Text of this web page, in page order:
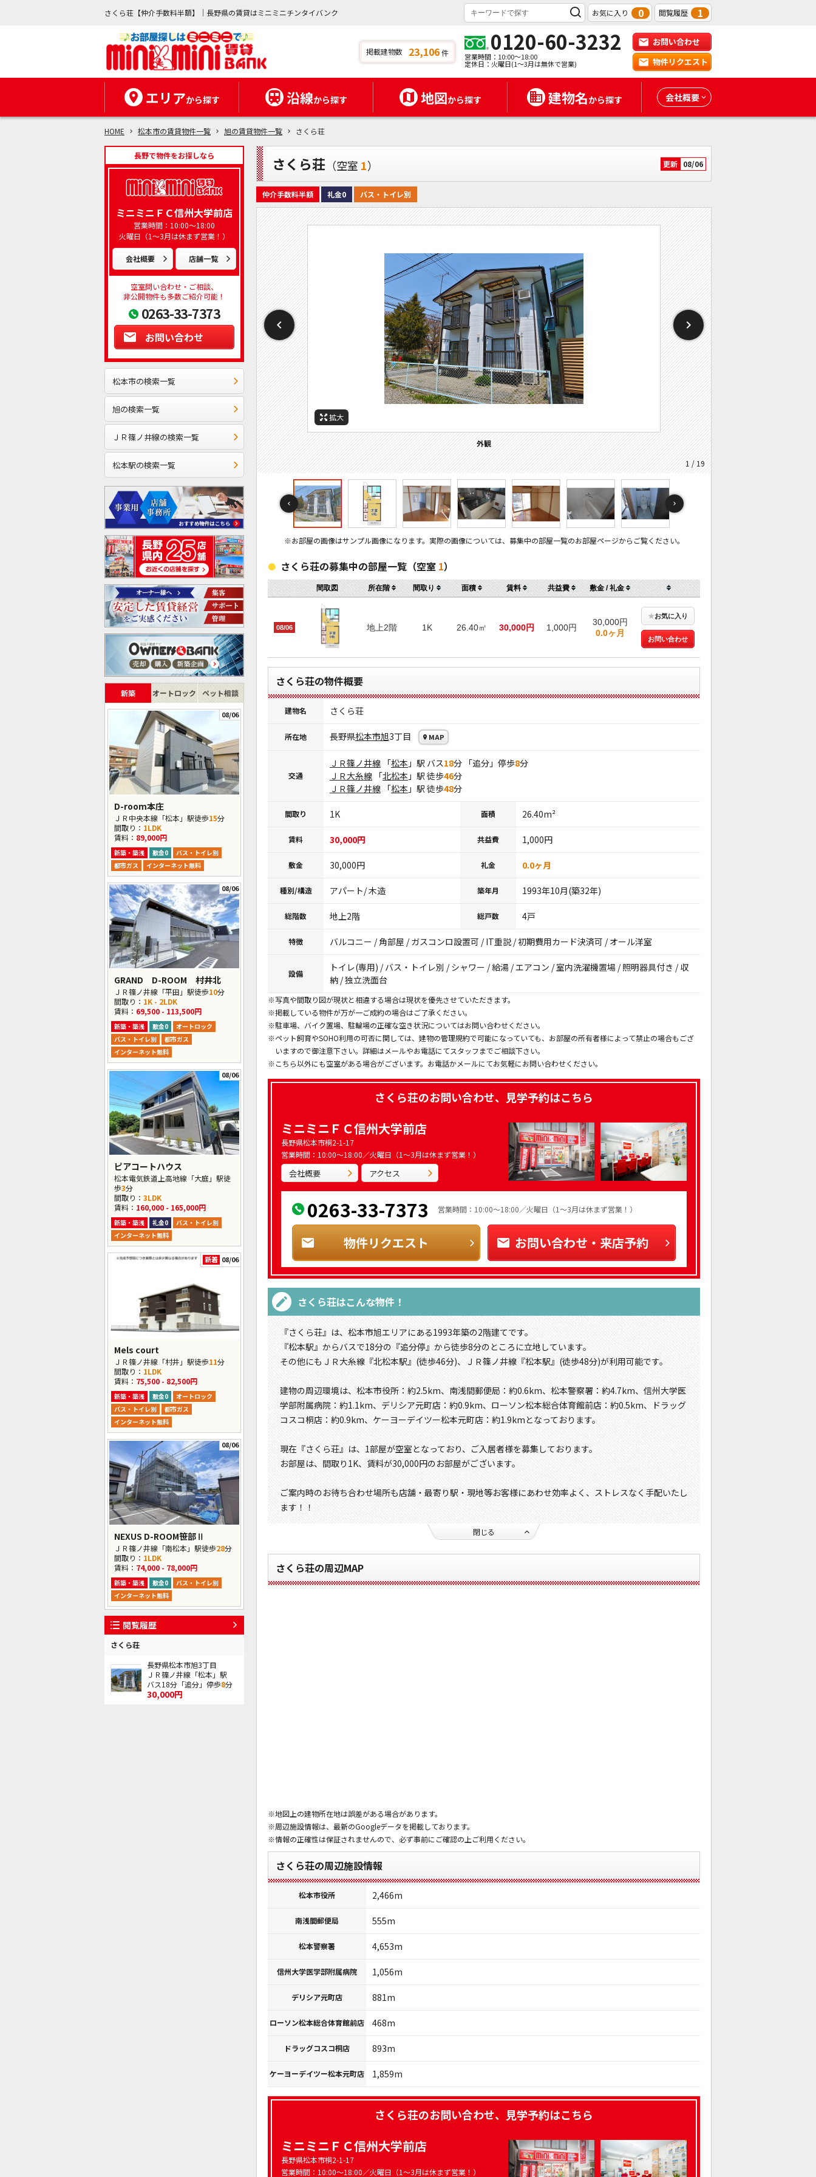
さくら荘【仲介手数料半額】｜長野県の賃貸はミニミニチンタイバンク お気に入り 0 閲覧履歴 1
掲載建物数 23,106件 0120-60-3232
営業時間：10:00～18:00
定休日：火曜日(1～3月は無休で営業)
お問い合わせ
物件リクエスト
エリアから探す 沿線から探す 地図から探す 建物名から探す 会社概要
HOME 松本市の賃貸物件一覧 旭の賃貸物件一覧 さくら荘
長野で物件をお探しなら
ミニミニＦＣ信州大学前店
営業時間：10:00～18:00
火曜日（1～3月は休まず営業！）
会社概要 店舗一覧
空室問い合わせ・ご相談、
非公開物件も多数ご紹介可能！
0263-33-7373
お問い合わせ
松本市の検索一覧
旭の検索一覧
ＪＲ篠ノ井線の検索一覧
松本駅の検索一覧
新築 オートロック ペット相談
08/06
D-room本庄
ＪＲ中央本線「松本」駅徒歩15分
間取り： 1LDK
賃料： 89,000円
新築・築浅 敷金0
バス・トイレ別
都市ガス
インターネット無料
08/06
GRAND D-ROOM 村井北
ＪＲ篠ノ井線「平田」駅徒歩10分
間取り： 1K - 2LDK
賃料： 69,500 - 113,500円
新築・築浅 敷金0
オートロック
バス・トイレ別
都市ガス
インターネット無料
08/06
ピアコートハウス
松本電気鉄道上高地線「大庭」駅徒
歩3分
間取り： 3LDK
賃料： 160,000 - 165,000円
新築・築浅 礼金0
バス・トイレ別
インターネット無料
新着 08/06
Mels court
ＪＲ篠ノ井線「村井」駅徒歩11分
間取り： 1LDK
賃料： 75,500 - 82,500円
新築・築浅 敷金0
オートロック
バス・トイレ別
都市ガス
インターネット無料
08/06
NEXUS D-ROOM笹部Ⅱ
ＪＲ篠ノ井線「南松本」駅徒歩28分
間取り： 1LDK
賃料： 74,000 - 78,000円
新築・築浅 敷金0
バス・トイレ別
インターネット無料
閲覧履歴
さくら荘
長野県松本市旭3丁目
ＪＲ篠ノ井線「松本」駅
バス18分「追分」停歩8分
30,000円
さくら荘 （空室 1） 更新 08/06
仲介手数料半額 礼金0 バス・トイレ別
拡大
外観
1 / 19
拡大
間取
間取り
拡大
居間
拡大
キッチン
拡大
寝室
拡大
風呂
拡大
トイレ
拡大
収納
拡大
洗面
拡大
バルコニー
拡大
設備
拡大
玄関
拡大
その他画像
拡大
周辺施設：コンビニ
拡大
周辺施設：スーパー
拡大
周辺施設：病院
拡大
周辺施設：警察署・交番
拡大
周辺施設：郵便局
拡大
周辺施設：役所
※お部屋の画像はサンプル画像になります。実際の画像については、募集中の部屋一覧のお部屋ページからご覧ください。
さくら荘の募集中の部屋一覧（空室 1）
間取図 所在階 間取り 面積 賃料 共益費 敷金 / 礼金
08/06 地上2階 1K 26.40㎡ 30,000円 1,000円
30,000円
0.0ヶ月
★お気に入り
お問い合わせ
さくら荘の物件概要
建物名 さくら荘
所在地 長野県松本市旭3丁目 MAP
交通
ＪＲ篠ノ井線 「松本 」駅 バス18分 「追分」停歩8分
ＪＲ大糸線 「北松本 」駅 徒歩46分
ＪＲ篠ノ井線 「松本 」駅 徒歩48分
間取り 1K 面積 26.40m²
賃料 30,000円 共益費 1,000円
敷金 30,000円 礼金 0.0ヶ月
種別/構造 アパート/ 木造 築年月 1993年10月(築32年)
総階数 地上2階 総戸数 4戸
特徴 バルコニー / 角部屋 / ガスコンロ設置可 / IT重説 / 初期費用カード決済可 / オール洋室
設備
トイレ(専用) / バス・トイレ別 / シャワー / 給湯 / エアコン / 室内洗濯機置場 / 照明器具付き / 収
納 / 独立洗面台
※写真や間取り図が現状と相違する場合は現状を優先させていただきます。
※掲載している物件が万が一ご成約の場合はご了承ください。
※駐車場、バイク置場、駐輪場の正確な空き状況についてはお問い合わせください。
※ペット飼育やSOHO利用の可否に関しては、建物の管理規約で可能になっていても、お部屋の所有者様によって禁止の場合もござ
いますので御注意下さい。詳細はメールやお電話にてスタッフまでご相談下さい。
※こちら以外にも空室がある場合がございます。お電話かメールにてお気軽にお問い合わせください。
さくら荘のお問い合わせ、見学予約はこちら
ミニミニＦＣ信州大学前店
長野県松本市桐2-1-17
営業時間：10:00～18:00／火曜日（1～3月は休まず営業！）
会社概要 アクセス
0263-33-7373 営業時間：10:00～18:00／火曜日（1～3月は休まず営業！）
物件リクエスト お問い合わせ・来店予約
さくら荘はこんな物件！
『さくら荘』は、松本市旭エリアにある1993年築の2階建てです。
『松本駅』からバスで18分の『追分停』から徒歩8分のところに立地しています。
その他にもＪＲ大糸線『北松本駅』(徒歩46分)、ＪＲ篠ノ井線『松本駅』(徒歩48分)が利用可能です。
建物の周辺環境は、松本市役所：約2.5km、南浅間郵便局：約0.6km、松本警察署：約4.7km、信州大学医
学部附属病院：約1.1km、デリシア元町店：約0.9km、ローソン松本総合体育館前店：約0.5km、ドラッグ
コスコ桐店：約0.9km、ケーヨーデイツー松本元町店：約1.9kmとなっております。
現在『さくら荘』は、1部屋が空室となっており、ご入居者様を募集しております。
お部屋は、間取り1K、賃料が30,000円のお部屋がございます。
ご案内時のお待ち合わせ場所も店舗・最寄り駅・現地等お客様にあわせ効率よく、ストレスなく手配いたし
ます！！
閉じる
さくら荘の周辺MAP
※地図上の建物所在地は誤差がある場合があります。
※周辺施設情報は、最新のGoogleデータを掲載しております。
※情報の正確性は保証されませんので、必ず事前にご確認の上ご利用ください。
さくら荘の周辺施設情報
松本市役所 2,466m
南浅間郵便局 555m
松本警察署 4,653m
信州大学医学部附属病院 1,056m
デリシア元町店 881m
ローソン松本総合体育館前店 468m
ドラッグコスコ桐店 893m
ケーヨーデイツー松本元町店 1,859m
さくら荘のお問い合わせ、見学予約はこちら
ミニミニＦＣ信州大学前店
長野県松本市桐2-1-17
営業時間：10:00～18:00／火曜日（1～3月は休まず営業！）